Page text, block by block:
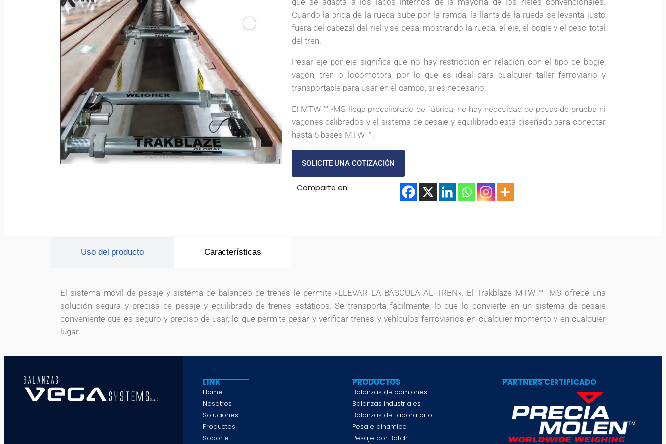
Cuando la brida de la rueda sube por la rampa, la llanta de la rueda se levanta justo
fuera del cabezal del riel y se pesa; mostrando la rueda, el eje, el bogíe y el peso total
del tren.
Pesar eje por eje significa que no hay restricción en relación con el tipo de bogíe,
vagón, tren o locomotora, por lo que es ideal para cualquier taller ferroviario y
transportable para usar en el campo, si es necesario.
El MTW ™ -MS llega precalibrado de fábrica, no hay necesidad de pesas de prueba ni
vagones calibrados y el sistema de pesaje y equilibrado está diseñado para conectar
hasta 6 bases MTW ™.
SOLICITE UNA COTIZACIÓN
Comparte en:
Uso del producto Características
El sistema móvil de pesaje y sistema de balanceo de trenes le permite «LLEVAR LA BÁSCULA AL TREN». El Trakblaze MTW ™ -MS ofrece una
solución segura y precisa de pesaje y equilibrado de trenes estáticos. Se transporta fácilmente, lo que lo convierte en un sistema de pesaje
conveniente que es seguro y preciso de usar, lo que permite pesar y verificar trenes y vehículos ferroviarios en cualquier momento y en cualquier
lugar.
LINK
Home
Nosotros
Soluciones
Productos
Soporte
PRODUCTOS
Balanzas de camiones
Balanzas industriales
Balanzas de Laboratorio
Pesaje dinamico
Pesaje por Batch
PARTNERS CERTIFICADO